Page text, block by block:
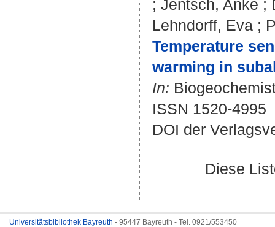
; Jentsch, Anke ;
Lehndorff, Eva ;
Temperature
warming in
In:
ISSN 1520-4995
DOI der
Diese
Universitätsbibliothek Bayreuth - 95447 Bayreuth - Tel. 0921/553450